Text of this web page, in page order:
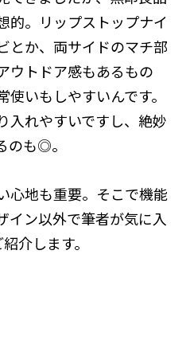
的。リップストップナイ
とか、両サイドのマチ部
ウトドア感もあるもの
いもしやすいんです。
入れやすいですし、絶妙
のも◎。
心地も重要。そこで機能
イン以外で筆者が気に入
介します。